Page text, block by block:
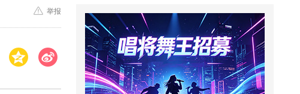
惊天秘密
13,715
这黑锅我克不背！# 搞笑视频
1,751
举报